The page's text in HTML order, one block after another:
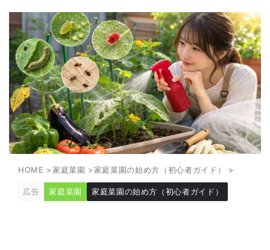
HOME >家庭菜園 >家庭菜園の始め方（初心者ガイド） >
広告 家庭菜園 家庭菜園の始め方（初心者ガイド）